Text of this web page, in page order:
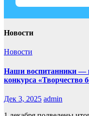
Новости
Новости
Наши воспитанники —
конкурса «Творчество
Дек 3, 2025 admin